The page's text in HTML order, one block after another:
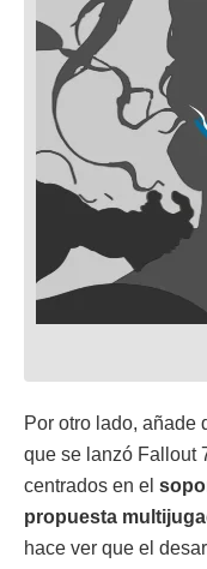
Por otro lado, añade
que se lanzó Fallout
centrados en el
propuesta
hace ver que el